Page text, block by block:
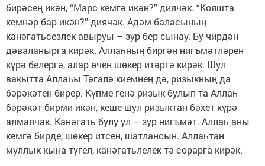
бирәсең икән, “Марс кемгә икән?” диячәк. “Кояшта
кемнәр бар икән?” диячәк. Адәм баласының
канәгатьсезлек авыруы – зур бер сынау. Бу чирдән
дәваланырга кирәк. Аллаһның биргән нигъмәтләрен
күрә белергә, алар өчен шөкер итәргә кирәк. Шул
вакытта Аллаһы Тәгалә киемнең дә, ризыкның да
бәрәкәтен бирер. Күпме генә ризык булып та Аллаһ
бәрәкәт бирми икән, кеше шул ризыктан бәхет күрә
алмаячак. Канәгать булу ул – зур нигъмәт. Аллаһ аны
кемгә бирде, шөкер итсен, шатлансын. Аллаһтан
муллык кына түгел, канәгатьлелек тә сорарга кирәк.